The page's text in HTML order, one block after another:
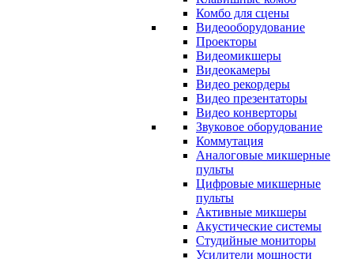
Комбо для сцены
Видеооборудование
Проекторы
Видеомикшеры
Видеокамеры
Видео рекордеры
Видео презентаторы
Видео конверторы
Звуковое оборудование
Коммутация
Аналоговые микшерные
пульты
Цифровые микшерные
пульты
Активные микшеры
Акустические системы
Студийные мониторы
Усилители мощности